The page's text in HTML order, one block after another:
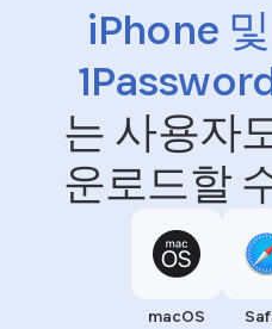
iPhone
는 사용자
운로드할
macOS